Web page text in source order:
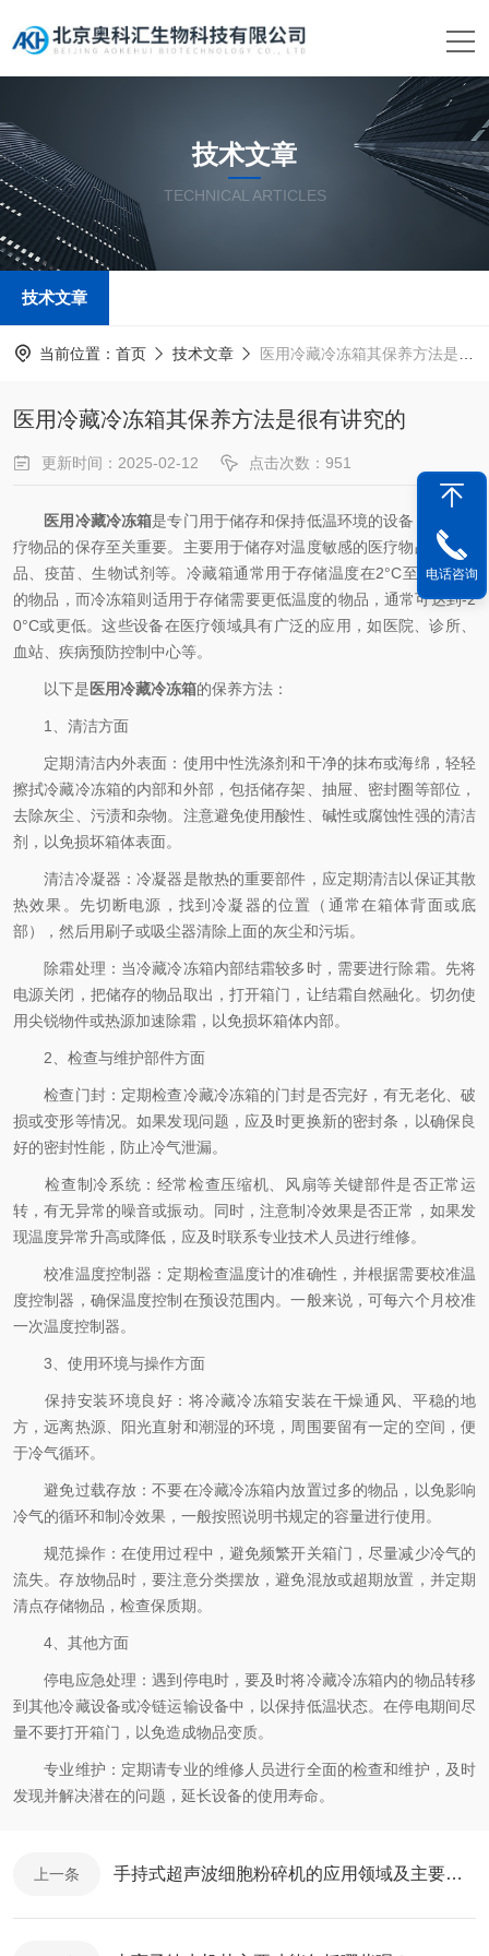
技术文章
TECHNICAL ARTICLES
技术文章
当前位置： 首页 技术文章 医用冷藏冷冻箱其保养方法是很有讲究的
医用冷藏冷冻箱其保养方法是很有讲究的
更新时间：2025-02-12 点击次数：951
医用冷藏冷冻箱是专门用于储存和保持低温环境的设备，对于医
疗物品的保存至关重要。主要用于储存对温度敏感的医疗物品，如药
品、疫苗、生物试剂等。冷藏箱通常用于存储温度在2°C至8°C之间
的物品，而冷冻箱则适用于存储需要更低温度的物品，通常可达到-2
0°C或更低。这些设备在医疗领域具有广泛的应用，如医院、诊所、
血站、疾病预防控制中心等。
以下是医用冷藏冷冻箱的保养方法：
1、清洁方面
定期清洁内外表面：使用中性洗涤剂和干净的抹布或海绵，轻轻
擦拭冷藏冷冻箱的内部和外部，包括储存架、抽屉、密封圈等部位，
去除灰尘、污渍和杂物。注意避免使用酸性、碱性或腐蚀性强的清洁
剂，以免损坏箱体表面。
清洁冷凝器：冷凝器是散热的重要部件，应定期清洁以保证其散
热效果。先切断电源，找到冷凝器的位置（通常在箱体背面或底
部），然后用刷子或吸尘器清除上面的灰尘和污垢。
除霜处理：当冷藏冷冻箱内部结霜较多时，需要进行除霜。先将
电源关闭，把储存的物品取出，打开箱门，让结霜自然融化。切勿使
用尖锐物件或热源加速除霜，以免损坏箱体内部。
2、检查与维护部件方面
检查门封：定期检查冷藏冷冻箱的门封是否完好，有无老化、破
损或变形等情况。如果发现问题，应及时更换新的密封条，以确保良
好的密封性能，防止冷气泄漏。
检查制冷系统：经常检查压缩机、风扇等关键部件是否正常运
转，有无异常的噪音或振动。同时，注意制冷效果是否正常，如果发
现温度异常升高或降低，应及时联系专业技术人员进行维修。
校准温度控制器：定期检查温度计的准确性，并根据需要校准温
度控制器，确保温度控制在预设范围内。一般来说，可每六个月校准
一次温度控制器。
3、使用环境与操作方面
保持安装环境良好：将冷藏冷冻箱安装在干燥通风、平稳的地
方，远离热源、阳光直射和潮湿的环境，周围要留有一定的空间，便
于冷气循环。
避免过载存放：不要在冷藏冷冻箱内放置过多的物品，以免影响
冷气的循环和制冷效果，一般按照说明书规定的容量进行使用。
规范操作：在使用过程中，避免频繁开关箱门，尽量减少冷气的
流失。存放物品时，要注意分类摆放，避免混放或超期放置，并定期
清点存储物品，检查保质期。
4、其他方面
停电应急处理：遇到停电时，要及时将冷藏冷冻箱内的物品转移
到其他冷藏设备或冷链运输设备中，以保持低温状态。在停电期间尽
量不要打开箱门，以免造成物品变质。
专业维护：定期请专业的维修人员进行全面的检查和维护，及时
发现并解决潜在的问题，延长设备的使用寿命。
上一条 手持式超声波细胞粉碎机的应用领域及主要特点
电话咨询